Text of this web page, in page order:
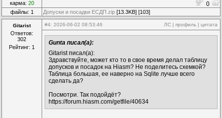
карма: 20 0
файлы: 1 Допуски и посадки ЕСДП.zip [13.3KB] [103]
Gitarist
Ответов:
302
Рейтинг: 1
#4: 2026-06-02 08:53:46 ЛС | профиль | цитата
Gunta писал(а):
Gitarist писал(а):
Здравствуйте, может кто то в свое время делал таблицу
допусков и посадок на Hiasm? Не поделитесь схемкой?
Таблица большая, ее наверно на Sqlite лучше всего
сделать да?
Посмотри. Так подойдёт?
https://forum.hiasm.com/getfile/40634